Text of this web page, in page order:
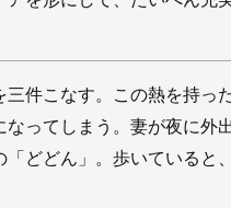
三件こなす。この熱を持っ
ってしまう。妻が夜に外
どどん」。歩いていると